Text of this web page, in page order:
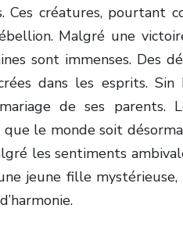
créatures, pourtant
Malgré une
sont immenses. Des
dans les esprits. Sin
de ses parents.
le monde soit
les sentiments
jeune fille mystérieuse,